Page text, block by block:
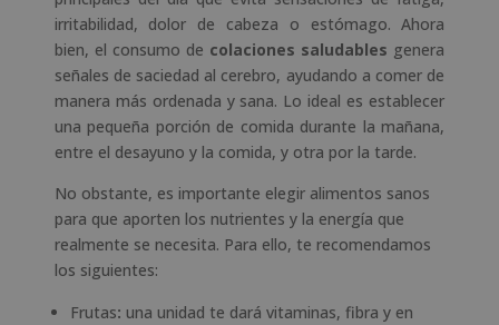
irritabilidad, dolor de cabeza o estómago. Ahora
bien, el consumo de colaciones saludables genera
señales de saciedad al cerebro, ayudando a comer de
manera más ordenada y sana. Lo ideal es establecer
una pequeña porción de comida durante la mañana,
entre el desayuno y la comida, y otra por la tarde.
No obstante, es importante elegir alimentos sanos
para que aporten los nutrientes y la energía que
realmente se necesita. Para ello, te recomendamos
los siguientes:
Frutas: una unidad te dará vitaminas, fibra y en